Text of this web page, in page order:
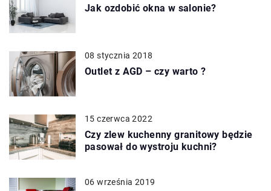
Jak ozdobić okna w salonie?
08 stycznia 2018
Outlet z AGD – czy warto ?
15 czerwca 2022
Czy zlew kuchenny granitowy będzie
pasował do wystroju kuchni?
06 września 2019